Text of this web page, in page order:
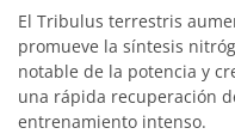
El Tribulus terrestris
promueve la síntesis
notable de la potencia y
una rápida recuperación
entrenamiento intenso.